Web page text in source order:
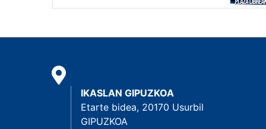
IKASLAN GIPUZKOA
Etarte bidea, 20170 Usurbil
GIPUZKOA